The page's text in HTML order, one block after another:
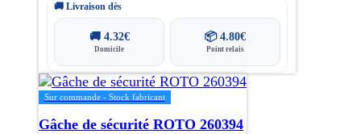
🚚 Livraison dès
🚚 4.32€
Domicile
📦 4.80€
Point relais
Sur commande - Stock fabricant
Gâche de sécurité ROTO 260394